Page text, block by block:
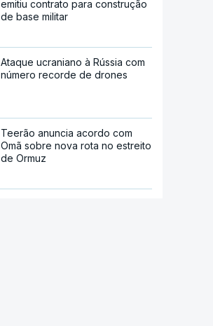
emitiu contrato para construção
de base militar
Ataque ucraniano à Rússia com
número recorde de drones
Teerão anuncia acordo com
Omã sobre nova rota no estreito
de Ormuz